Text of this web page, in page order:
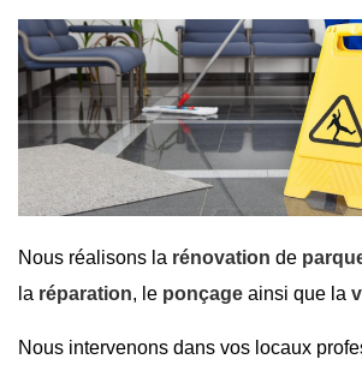
Nous réalisons la rénovation de
la réparation, le ponçage ainsi que la
Nous intervenons dans vos locaux